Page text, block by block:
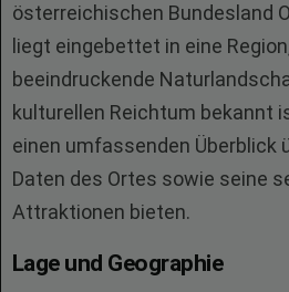
österreichischen Bundesland
liegt eingebettet in eine
beeindruckende
kulturellen Reichtum bekannt
einen umfassenden Überblick
Daten des Ortes sowie seine
Attraktionen bieten.
Lage und Geographie